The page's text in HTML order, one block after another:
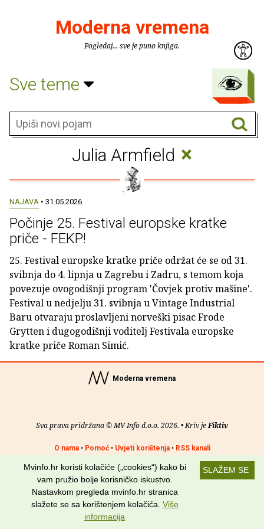
Moderna vremena
Pogledaj... sve je puno knjiga.
Sve teme
Julia Armfield ×
NAJAVA • 31.05.2026.
Počinje 25. Festival europske kratke
priče - FEKP!
25. Festival europske kratke priče održat će se od 31.
svibnja do 4. lipnja u Zagrebu i Zadru, s temom koja
povezuje ovogodišnji program 'Čovjek protiv mašine'.
Festival u nedjelju 31. svibnja u Vintage Industrial
Baru otvaraju proslavljeni norveški pisac Frode
Grytten i dugogodišnji voditelj Festivala europske
kratke priče Roman Simić.
Moderna vremena
Sva prava pridržana © MV Info d.o.o. 2026. • Kriv jeFiktiv
O nama• Pomoć• Uvjeti korištenja• RSS kanali
Potraži nas na: SLAŽEM SE
Mvinfo.hr koristi kolačiće („cookies“) kako bi
vam pružio bolje korisničko iskustvo.
Nastavkom pregleda mvinfo.hr stranica
slažete se sa korištenjem kolačića. Više
informacija